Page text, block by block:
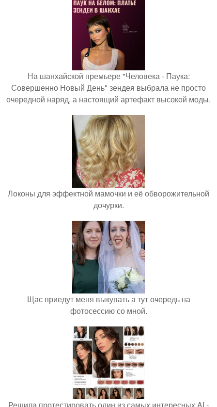
На шанхайской премьере "Человека - Паука:
Совершенно Новый День" зендея выбрала не просто
очередной наряд, а настоящий артефакт высокой моды.
Локоны для эффектной мамочки и её обворожительной
дочурки.
Щас приедут меня выкупать а тут очередь на
фотосессию со мной.